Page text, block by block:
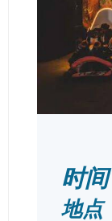
时
地点